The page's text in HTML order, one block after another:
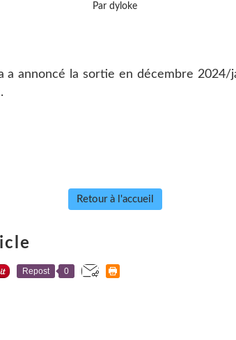
Par dyloke
a annoncé la sortie en décembre 2024/
Retour à l'accueil
Repost 0